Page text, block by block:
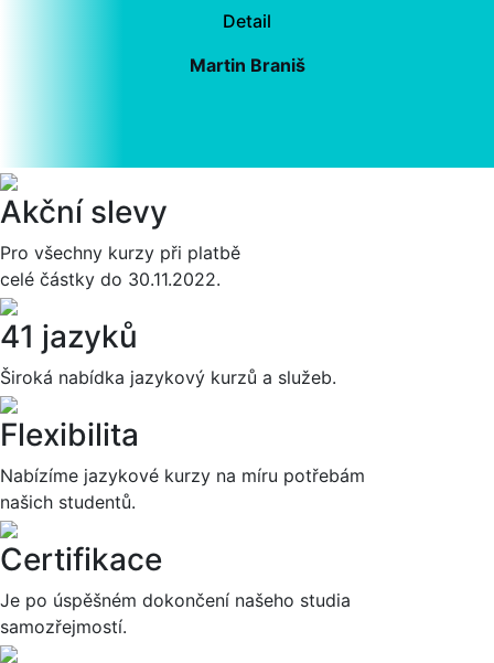
Detail
Martin Braniš
Akční slevy
Pro všechny kurzy při platbě
celé částky do 30.11.2022.
41 jazyků
Široká nabídka jazykový kurzů a služeb.
Flexibilita
Nabízíme jazykové kurzy na míru potřebám
našich studentů.
Certifikace
Je po úspěšném dokončení našeho studia
samozřejmostí.